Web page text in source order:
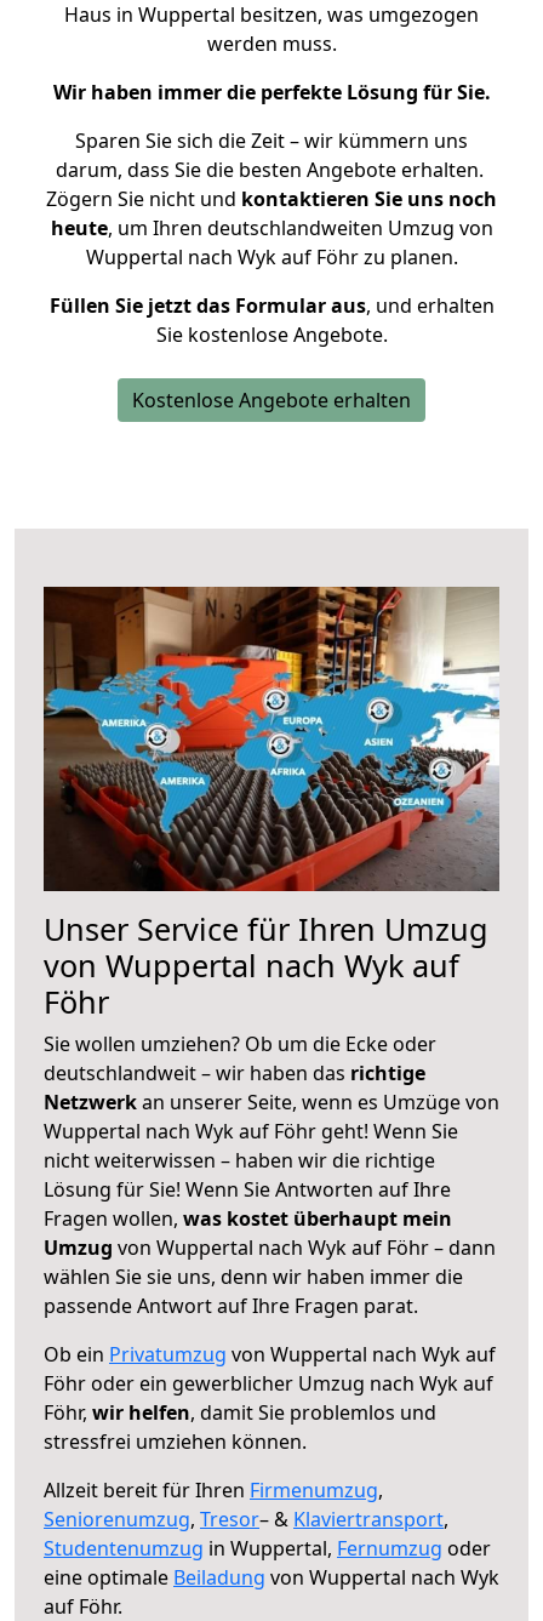
Haus in Wuppertal besitzen, was umgezogen
werden muss.
Wir haben immer die perfekte Lösung für Sie.
Sparen Sie sich die Zeit – wir kümmern uns
darum, dass Sie die besten Angebote erhalten.
Zögern Sie nicht und kontaktieren Sie uns noch
heute, um Ihren deutschlandweiten Umzug von
Wuppertal nach Wyk auf Föhr zu planen.
Füllen Sie jetzt das Formular aus, und erhalten
Sie kostenlose Angebote.
Kostenlose Angebote erhalten
Unser Service für Ihren Umzug
von Wuppertal nach Wyk auf
Föhr
Sie wollen umziehen? Ob um die Ecke oder
deutschlandweit – wir haben das richtige
Netzwerkan unserer Seite, wenn es Umzüge von
Wuppertal nach Wyk auf Föhr geht! Wenn Sie
nicht weiterwissen – haben wir die richtige
Lösung für Sie! Wenn Sie Antworten auf Ihre
Fragen wollen, was kostet überhaupt mein
Umzug von Wuppertal nach Wyk auf Föhr – dann
wählen Sie sie uns, denn wir haben immer die
passende Antwort auf Ihre Fragen parat.
Ob ein Privatumzug von Wuppertal nach Wyk auf
Föhr oder ein gewerblicher Umzug nach Wyk auf
Föhr, wir helfen, damit Sie problemlos und
stressfrei umziehen können.
Allzeit bereit für Ihren Firmenumzug,
Seniorenumzug, Tresor– & Klaviertransport,
Studentenumzug in Wuppertal, Fernumzug oder
eine optimale Beiladung von Wuppertal nach Wyk
auf Föhr.